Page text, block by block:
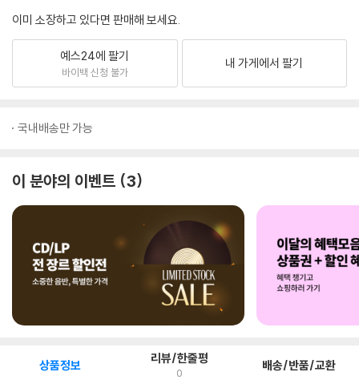
이미 소장하고 있다면 판매해 보세요.
예스24에 팔기
바이백 신청 불가
내 가게에서 팔기
국내배송만 가능
이 분야의 이벤트 3
상품정보 리뷰/한줄평
0 배송/반품/교환